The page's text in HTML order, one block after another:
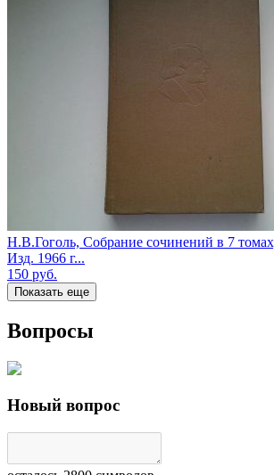
Н.В.Гоголь, Собрание сочинений в 7
Изд. 1966 г...
150 руб.
Показать еще
Вопросы
Новый вопрос